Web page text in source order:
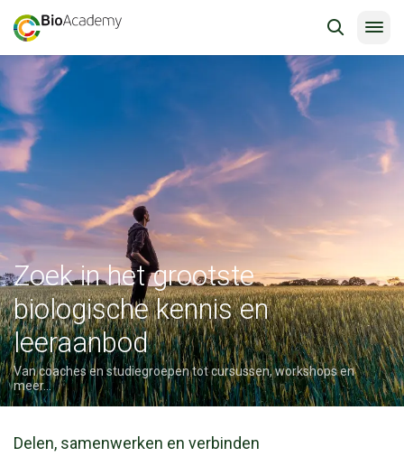
Zoek in het grootste
biologische kennis en
leeraanbod
Van coaches en studiegroepen tot cursussen, workshops en
meer…
Delen, samenwerken en verbinden